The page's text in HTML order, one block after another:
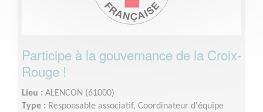
Participe à la gouvernance de la Croix-
Rouge !
Lieu : ALENCON (61000)
Type : Responsable associatif, Coordinateur d'équipe